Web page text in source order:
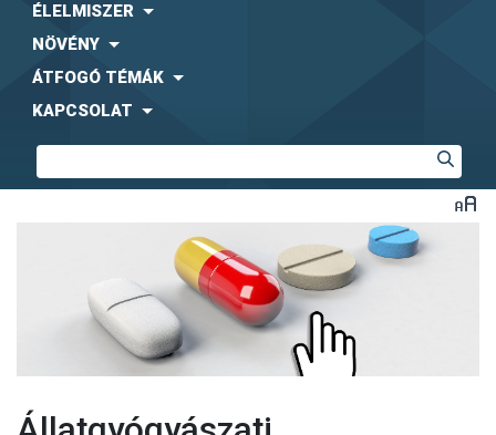
ÉLELMISZER
NÖVÉNY
ÁTFOGÓ TÉMÁK
KAPCSOLAT